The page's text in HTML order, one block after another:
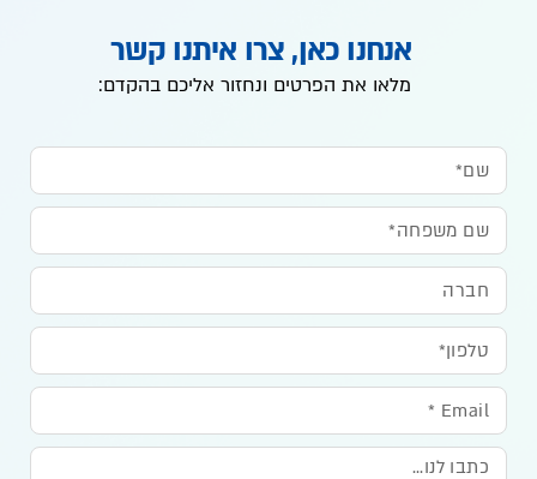
אנחנו כאן, צרו איתנו קשר
מלאו את הפרטים ונחזור אליכם בהקדם: